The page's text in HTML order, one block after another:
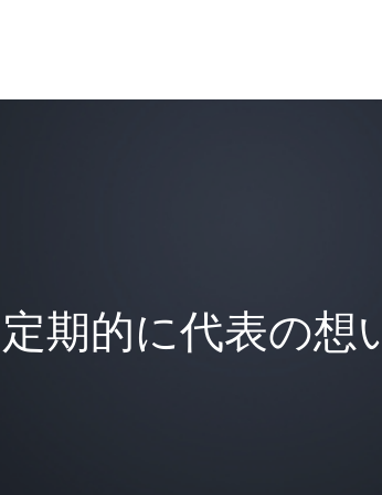
に代表の想いをつ